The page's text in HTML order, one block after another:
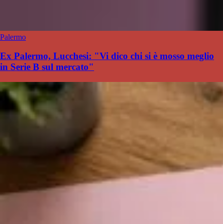
Palermo
Ex Palermo, Lucchesi: "Vi dico chi si è mosso meglio
in Serie B sul mercato"